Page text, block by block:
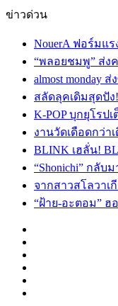
ข่าวด่วน
NouerA ฟอร์มแ
“พลอยชมพู” ส่ง
almost monday
สลัดลุคเดิมสุดปั
K-POP บุกยุโรป
งานวัดเดือดกว่า
BLINK เฮลั่น!
“Shonichi” กลั
จากสาวสโลวาเ
“ฝ้าย-อะตอม”